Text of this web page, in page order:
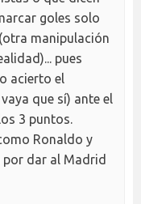
goles solo
manipulación
pues
acierto el
que sí) ante el
3 puntos.
Ronaldo y
dar al Madrid